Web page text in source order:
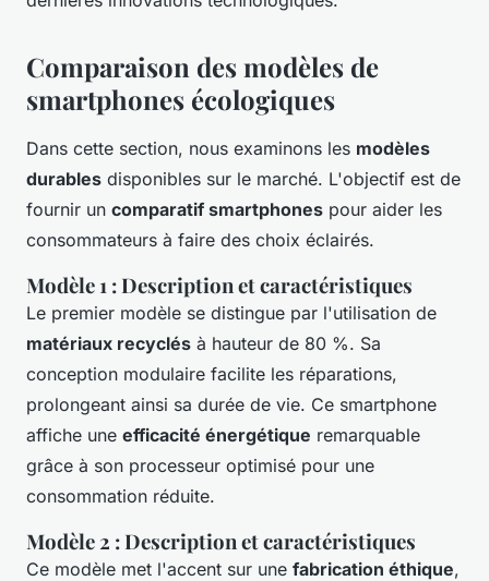
Comparaison des modèles de
smartphones écologiques
Dans cette section, nous examinons les modèles
durables disponibles sur le marché. L'objectif est de
fournir un comparatif smartphones pour aider les
consommateurs à faire des choix éclairés.
Modèle 1 : Description et caractéristiques
Le premier modèle se distingue par l'utilisation de
matériaux recyclés à hauteur de 80 %. Sa
conception modulaire facilite les réparations,
prolongeant ainsi sa durée de vie. Ce smartphone
affiche une efficacité énergétique remarquable
grâce à son processeur optimisé pour une
consommation réduite.
Modèle 2 : Description et caractéristiques
Ce modèle met l'accent sur une fabrication éthique,